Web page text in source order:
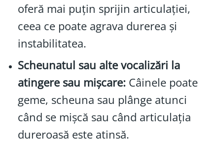
oferă mai puțin sprijin articulației,
ceea ce poate agrava durerea și
instabilitatea.
Scheunatul sau alte vocalizări la
atingere sau mișcare: Câinele poate
geme, scheuna sau plânge atunci
când se mișcă sau când articulația
dureroasă este atinsă.